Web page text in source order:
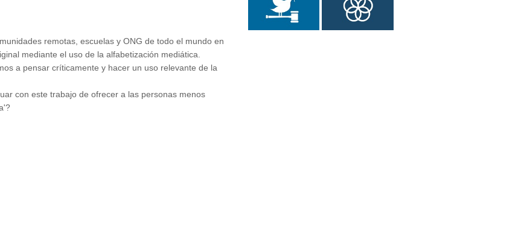
remotas, escuelas y ONG de todo el mundo en
mediante el uso de la alfabetización mediática.
a pensar críticamente y hacer un uso relevante de la
con este trabajo de ofrecer a las personas menos